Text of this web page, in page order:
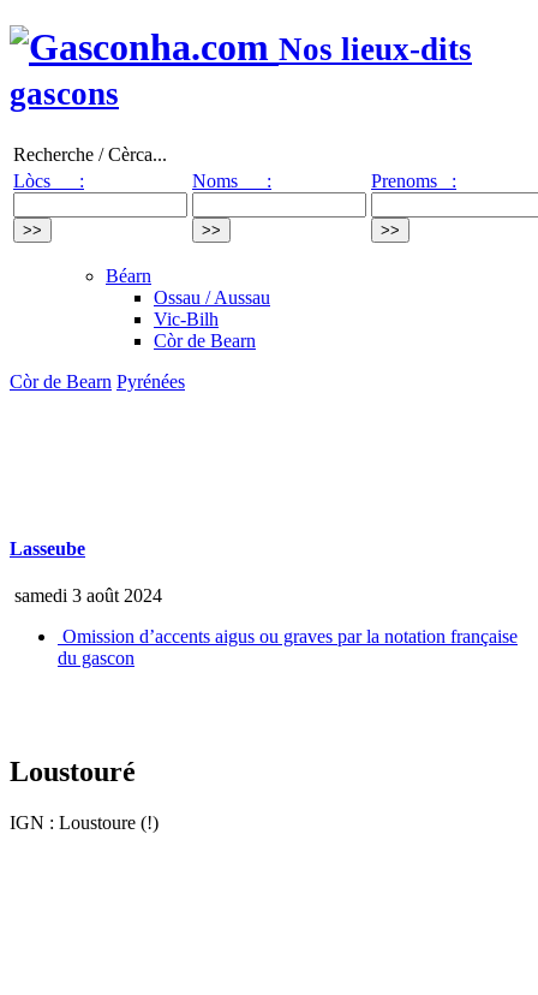
Nos lieux-dits
gascons
Recherche / Cèrca...
Lòcs :
Noms : Prenoms :
Béarn
Ossau / Aussau
Vic-Bilh
Còr de Bearn
Còr de Bearn Pyrénées
Lasseube
samedi 3 août 2024
Omission d’accents aigus ou graves par la notation française
du gascon
Loustouré
IGN : Loustoure (!)